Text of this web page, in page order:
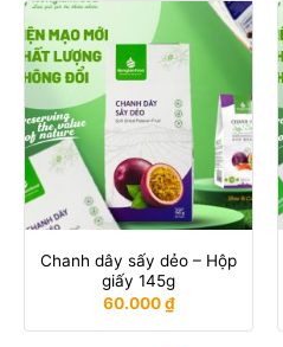
Chanh dây sấy dẻo – Hộp
giấy 145g
60.000₫